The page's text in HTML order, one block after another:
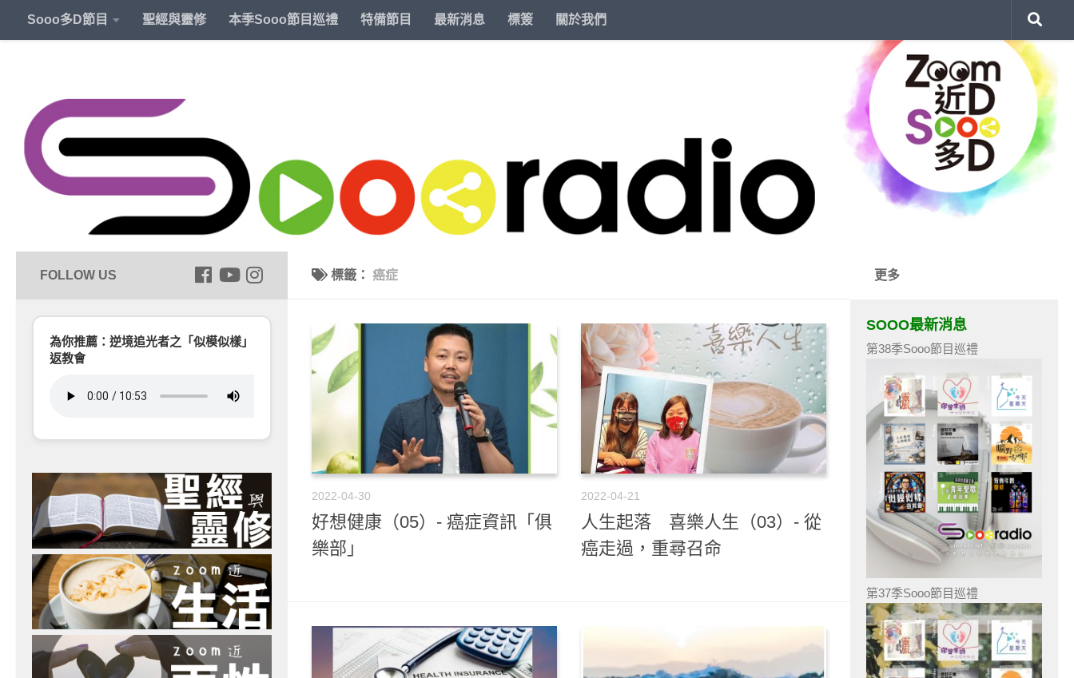
Sooo多D節目 聖經與靈修 本季Sooo節目巡禮 特備節目 最新消息 標簽 關於我們
標籤： 癌症
2022-04-30
好想健康（05）- 癌症資訊「俱
樂部」
2022-04-21
人生起落 喜樂人生（03）- 從
癌走過，重尋召命
為你推薦：逆境追光者之「似模似樣」
返教會
更多
SOOO最新消息
第38季Sooo節目巡禮
第37季Sooo節目巡禮